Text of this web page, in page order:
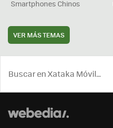
Smartphones Chinos
VER MÁS TEMAS